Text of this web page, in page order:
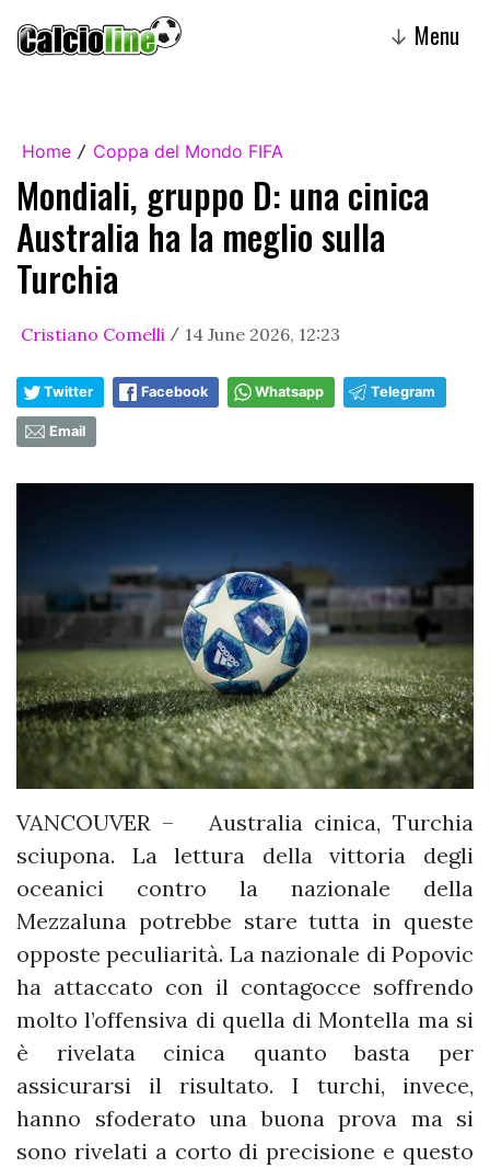
↓ Menu
Home / Coppa del Mondo FIFA
Mondiali, gruppo D: una cinica
Australia ha la meglio sulla
Turchia
Cristiano Comelli / 14 June 2026, 12:23
Twitter Facebook Whatsapp Telegram
Email
VANCOUVER – Australia cinica, Turchia
sciupona. La lettura della vittoria degli
oceanici contro la nazionale della
Mezzaluna potrebbe stare tutta in queste
opposte peculiarità. La nazionale di Popovic
ha attaccato con il contagocce soffrendo
molto l’offensiva di quella di Montella ma si
è rivelata cinica quanto basta per
assicurarsi il risultato. I turchi, invece,
hanno sfoderato una buona prova ma si
sono rivelati a corto di precisione e questo